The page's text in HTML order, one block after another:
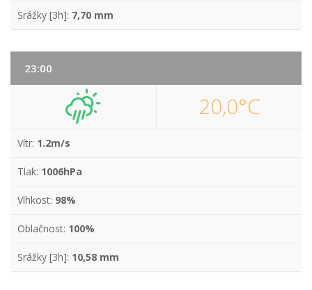
Srážky [3h]: 7,70 mm
23:00
20,0°C
Vítr: 1.2m/s
Tlak: 1006hPa
Vlhkost: 98%
Oblačnost: 100%
Srážky [3h]: 10,58 mm